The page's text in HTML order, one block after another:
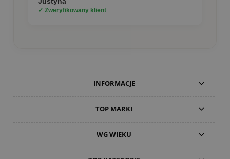
✓ Zweryfikowany klient
INFORMACJE
TOP MARKI
WG WIEKU